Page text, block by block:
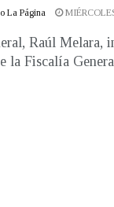
La Página
Raúl Melara,
la Fiscalía